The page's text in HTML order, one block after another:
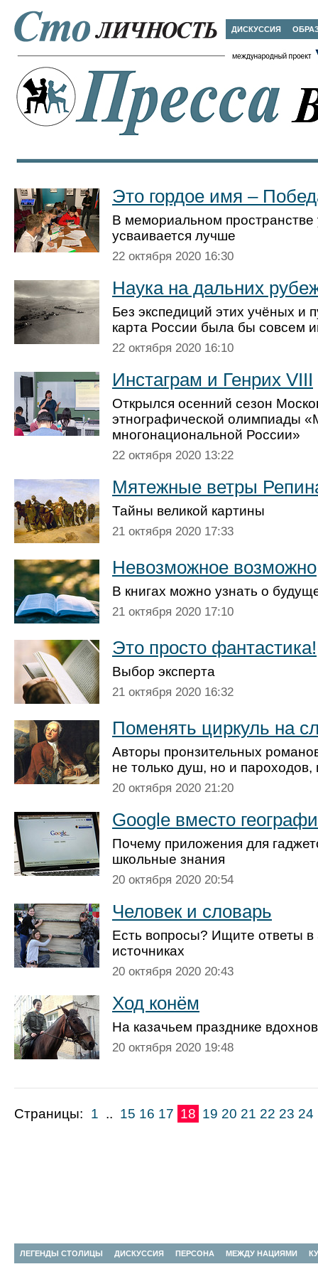
ДИСКУССИЯ
Это гордое имя –
В мемориальном
усваивается лучше
22 октября 2020 16:30
Наука на дальних
Без экспедиций этих учёных и
карта России была бы совсем
22 октября 2020 16:10
Инстаграм и Генрих VIII
Открылся осенний сезон
этнографической олимпиады
многонациональной России»
22 октября 2020 13:22
Мятежные ветры
Тайны великой картины
21 октября 2020 17:33
Невозможное возможно
В книгах можно узнать о
21 октября 2020 17:10
Это просто фантастика!
Выбор эксперта
21 октября 2020 16:32
Поменять циркуль на
Авторы пронзительных
не только душ, но и
20 октября 2020 21:20
Google вместо
Почему приложения для
школьные знания
20 октября 2020 20:54
Человек и словарь
Есть вопросы? Ищите ответы в
источниках
20 октября 2020 20:43
Ход конём
На казачьем празднике
20 октября 2020 19:48
Страницы: 1 .. 15 16 17 18 19 20 21 22 23 24
ЛЕГЕНДЫ СТОЛИЦЫ ДИСКУССИЯ ПЕРСОНА МЕЖДУ НАЦИЯМИ